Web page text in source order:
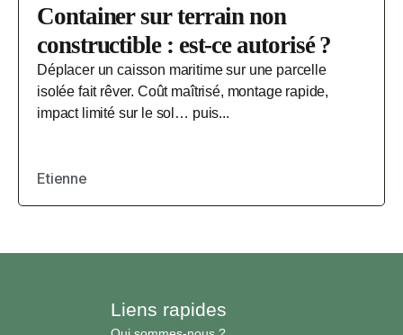
Container sur terrain non
constructible : est-ce autorisé ?
Déplacer un caisson maritime sur une parcelle
isolée fait rêver. Coût maîtrisé, montage rapide,
impact limité sur le sol… puis...
Etienne
Liens rapides